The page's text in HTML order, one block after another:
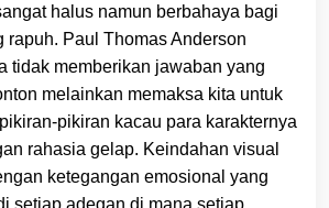
halus namun berbahaya bagi
rapuh. Paul Thomas Anderson
tidak memberikan jawaban yang
melainkan memaksa kita untuk
pikiran kacau para karakternya
rahasia gelap. Keindahan visual
ketegangan emosional yang
setiap adegan di mana setiap